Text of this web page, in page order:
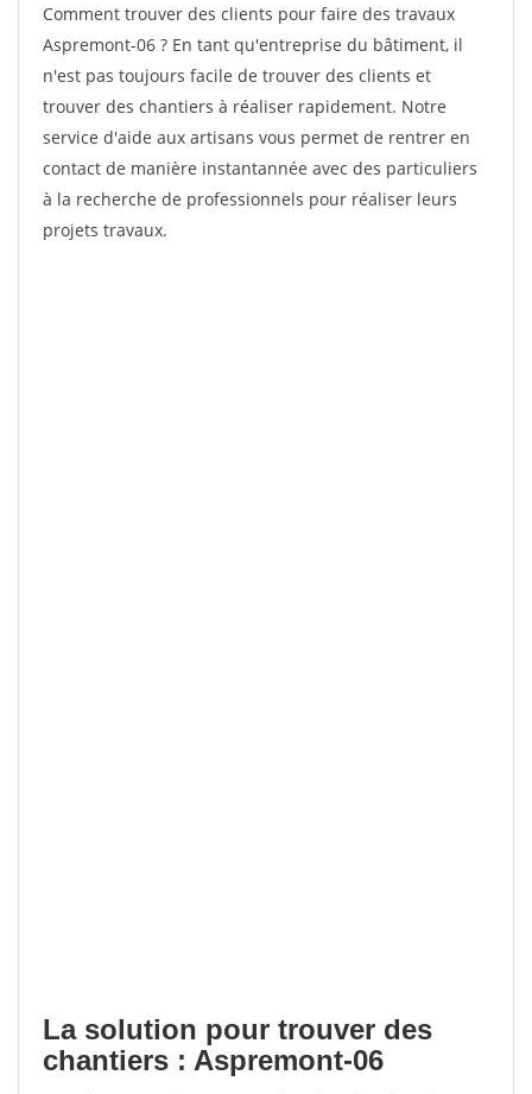
Comment trouver des clients pour faire des travaux
Aspremont-06 ? En tant qu'entreprise du bâtiment, il
n'est pas toujours facile de trouver des clients et
trouver des chantiers à réaliser rapidement. Notre
service d'aide aux artisans vous permet de rentrer en
contact de manière instantannée avec des particuliers
à la recherche de professionnels pour réaliser leurs
projets travaux.
La solution pour trouver des
chantiers : Aspremont-06